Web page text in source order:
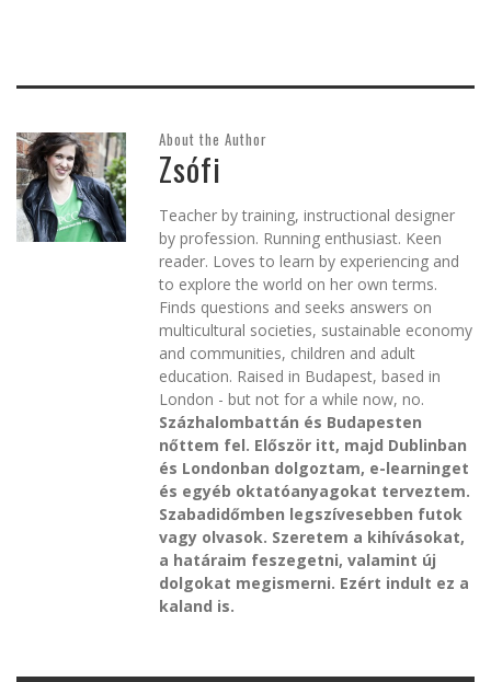
About the Author
Zsófi
Teacher by training, instructional designer
by profession. Running enthusiast. Keen
reader. Loves to learn by experiencing and
to explore the world on her own terms.
Finds questions and seeks answers on
multicultural societies, sustainable economy
and communities, children and adult
education. Raised in Budapest, based in
London - but not for a while now, no.
Százhalombattán és Budapesten
nőttem fel. Először itt, majd Dublinban
és Londonban dolgoztam, e-learninget
és egyéb oktatóanyagokat terveztem.
Szabadidőmben legszívesebben futok
vagy olvasok. Szeretem a kihívásokat,
a határaim feszegetni, valamint új
dolgokat megismerni. Ezért indult ez a
kaland is.